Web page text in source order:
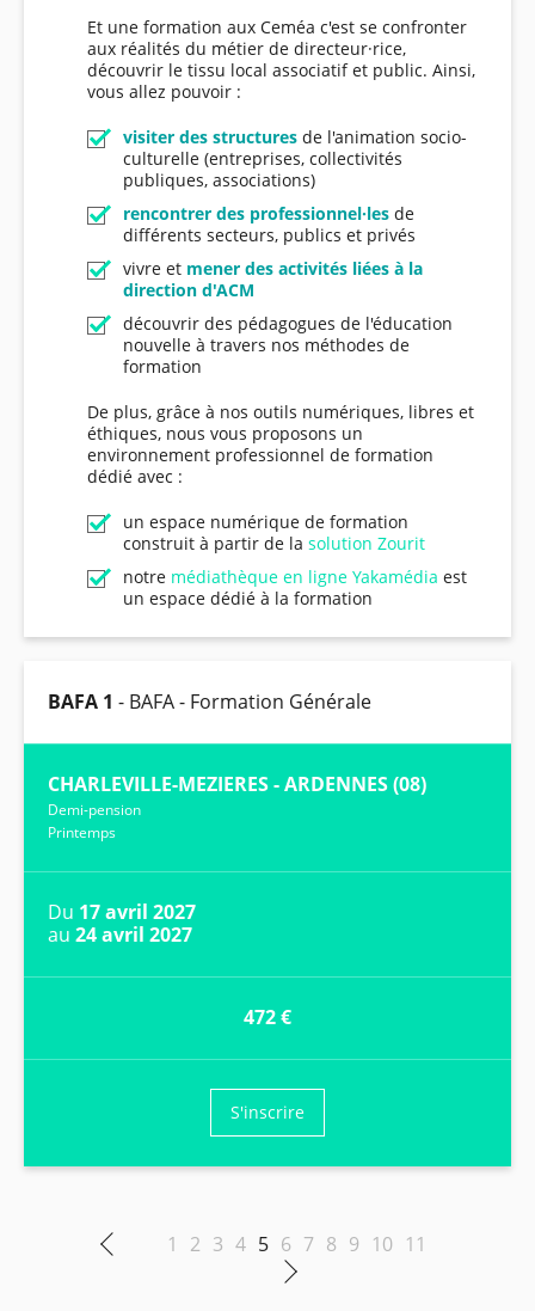
Et une formation aux Ceméa c'est se confronter
aux réalités du métier de directeur·rice,
découvrir le tissu local associatif et public. Ainsi,
vous allez pouvoir :
visiter des structuresde l'animation socio-
culturelle (entreprises, collectivités
publiques, associations)
rencontrer des professionnel·lesde
différents secteurs, publics et privés
vivre et mener des activités liées à la
direction d'ACM
découvrir des pédagogues de l'éducation
nouvelle à travers nos méthodes de
formation
De plus, grâce à nos outils numériques, libres et
éthiques, nous vous proposons un
environnement professionnel de formation
dédié avec :
un espace numérique de formation
construit à partir de la solution Zourit
notre médiathèque en ligne Yakamédia est
un espace dédié à la formation
BAFA 1 - BAFA - Formation Générale
CHARLEVILLE-MEZIERES - ARDENNES (08)
Demi-pension
Printemps
Du 17 avril 2027
au 24 avril 2027
472 €
S'inscrire
1 2 3 4 5 6 7 8 9 10 11